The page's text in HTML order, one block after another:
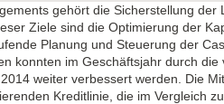
gehört die Sicherstellung der
Ziele sind die Optimierung der
Planung und Steuerung der
konnten im Geschäftsjahr durch die
weiter verbessert werden. Die
Kreditlinie, die im Vergleich